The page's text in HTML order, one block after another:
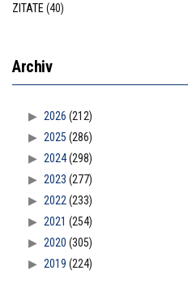
ZITATE (40)
Archiv
2026 (212)
2025 (286)
2024(298)
2023 (277)
2022 (233)
2021 (254)
2020 (305)
2019 (224)